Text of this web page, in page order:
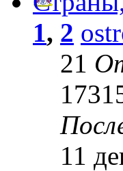
1, 2
21
11